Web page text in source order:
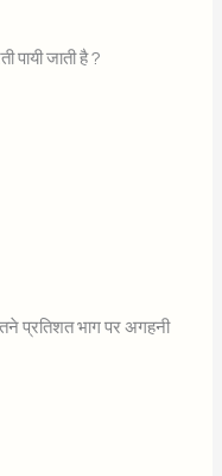
पायी जाती है ?
प्रतिशत भाग पर अगहनी